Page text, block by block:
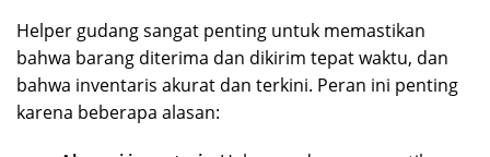
Helper gudang sangat penting untuk memastikan
bahwa barang diterima dan dikirim tepat waktu, dan
bahwa inventaris akurat dan terkini. Peran ini penting
karena beberapa alasan: